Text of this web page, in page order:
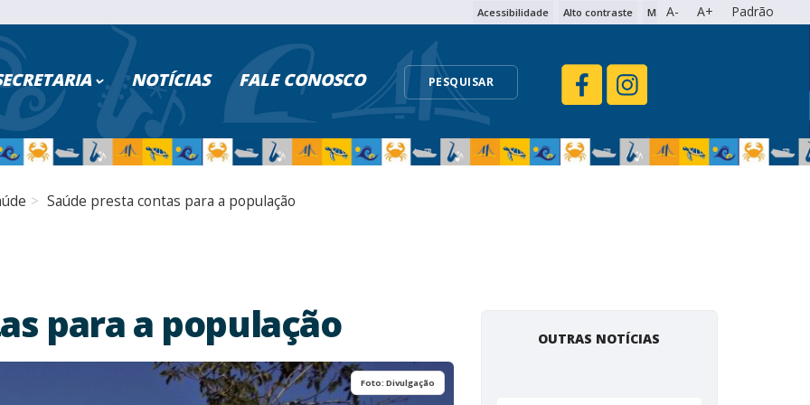
A- A+ Padrão
Acessibilidade Alto contraste Mapa do site
Poder Executivo
Cidadão
Serviços Digitais
Transparência
Turismo
Saúde
Segurança
Fazenda
NOTÍCIAS FALE CONOSCO PESQUISAR
NO PORTAL
PESQUISAR
Saúde presta contas para a população
para a população
Foto: Divulgação
OUTRAS NOTÍCIAS